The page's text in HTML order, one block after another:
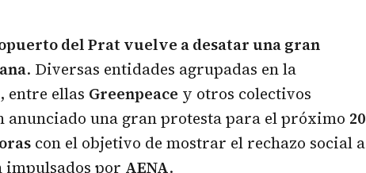
del Prat vuelve a desatar una gran
. Diversas entidades agrupadas en la
, entre ellas Greenpeace y otros colectivos
anunciado una gran protesta para el próximo 20
con el objetivo de mostrar el rechazo social a
impulsados por AENA.